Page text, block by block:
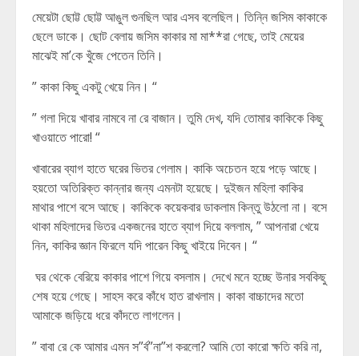
মেয়েটা ছোট্ট ছোট্ট আঙুল গুনছিল আর এসব বলেছিল। তিন্নি জসিম কাকাকে
ছেলে ডাকে। ছোট বেলায় জসিম কাকার মা মা**রা গেছে, তাই মেয়ের
মাঝেই মা’কে খুঁজে পেতেন তিনি।
” কাকা কিছু একটু খেয়ে নিন। “
” গলা দিয়ে খাবার নামবে না রে বাজান। তুমি দেখ, যদি তোমার কাকিকে কিছু
খাওয়াতে পারো! “
খাবারের ব্যাগ হাতে ঘরের ভিতর গেলাম। কাকি অচেতন হয়ে পড়ে আছে।
হয়তো অতিরিক্ত কান্নার জন্য এমনটা হয়েছে। দুইজন মহিলা কাকির
মাথার পাশে বসে আছে। কাকিকে কয়েকবার ডাকলাম কিন্তু উঠলো না। বসে
থাকা মহিলাদের ভিতর একজনের হাতে ব্যাগ দিয়ে বললাম, ” আপনারা খেয়ে
নিন, কাকির জ্ঞান ফিরলে যদি পারেন কিছু খাইয়ে দিবেন। “
ঘর থেকে বেরিয়ে কাকার পাশে গিয়ে বসলাম। দেখে মনে হচ্ছে উনার সবকিছু
শেষ হয়ে গেছে। সাহস করে কাঁধে হাত রাখলাম। কাকা বাচ্চাদের মতো
আমাকে জড়িয়ে ধরে কাঁদতে লাগলেন।
” বাবা রে কে আমার এমন স”র্ব”না”শ করলো? আমি তো কারো ক্ষতি করি না,